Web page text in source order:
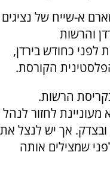
א-שייח של נציגים
והרשות
כחודש בירדן,
הקורסת.
הרשות.
לחזור לנהל
אך יש לנצל את
שמצילים אותה